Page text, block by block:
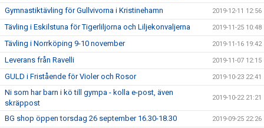
Gymnastiktävling för Gullvivorna i Kristinehamn 2019-12-11 12:56
Tävling i Eskilstuna för Tigerliljorna och Liljekonvaljerna 2019-11-25 10:48
Tävling i Norrköping 9-10 november 2019-11-16 19:42
Leverans från Ravelli 2019-11-07 12:15
GULD i Fristående för Violer och Rosor 2019-10-23 22:41
Ni som har barn i kö till gympa - kolla e-post, även
skräppost
2019-10-22 21:21
BG shop öppen torsdag 26 september 16.30-18.30 2019-09-25 22:26